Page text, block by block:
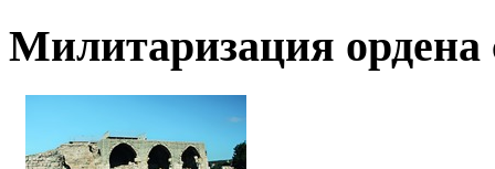
Милитаризация ордена